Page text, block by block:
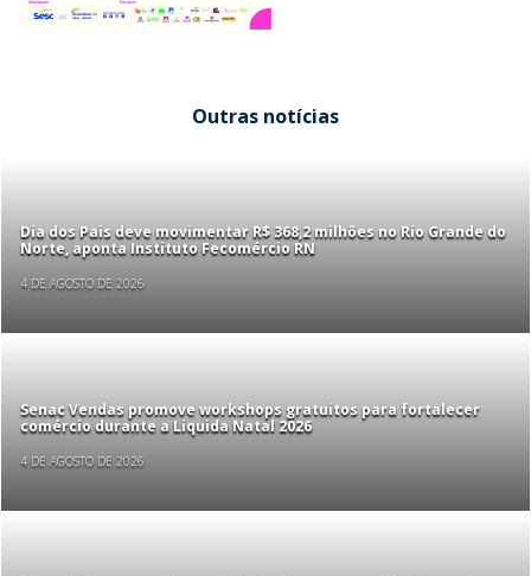
Outras notícias
Dia dos Pais deve movimentar R$ 368,2 milhões no Rio Grande do
Norte, aponta Instituto Fecomércio RN
4 DE AGOSTO DE 2026
Senac Vendas promove workshops gratuitos para fortalecer
comércio durante a Liquida Natal 2026
4 DE AGOSTO DE 2026